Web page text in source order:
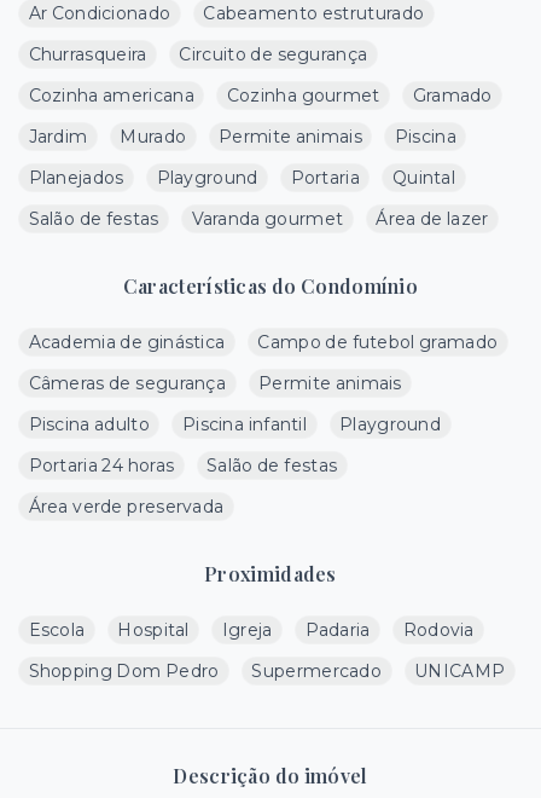
Ar Condicionado
Cabeamento estruturado
Churrasqueira
Circuito de segurança
Cozinha americana
Cozinha gourmet
Gramado
Jardim
Murado Permite animais
Piscina
Planejados
Playground Portaria
Quintal
Salão de festas
Varanda gourmet Área de lazer
Características do Condomínio
Academia de ginástica
Campo de futebol gramado
Câmeras de segurança
Permite animais
Piscina adulto
Piscina infantil
Playground
Portaria 24 horas
Salão de festas
Área verde preservada
Proximidades
Escola Hospital Igreja Padaria
Rodovia
Shopping Dom Pedro
Supermercado UNICAMP
Descrição do imóvel